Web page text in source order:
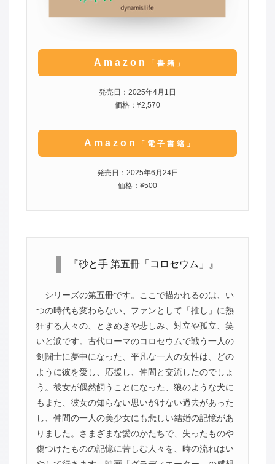
Amazon 「書籍」
発売日：2025年4月1日
価格：¥2,570
Amazon 「電子書籍」
発売日：2025年6月24日
価格：¥500
『砂と手 第五冊「コロセウム」』
シリーズの第五冊です。ここで描かれるのは、い
つの時代も変わらない、ファンとして「推し」に熱
狂する人々の、ときめきや悲しみ、対立や孤立、笑
いと涙です。古代ローマのコロセウムで戦う一人の
剣闘士に夢中になった、平凡な一人の女性は、どの
ように彼を愛し、応援し、仲間と交流したのでしょ
う。彼女が偶然飼うことになった、狼のような犬に
もまた、彼女の知らない思いがけない過去があった
し、仲間の一人の美少女にも悲しい結婚の記憶があ
りました。さまざまな愛のかたちで、失ったものや
傷つけたものの記憶に苦しむ人々を、時の流れはい